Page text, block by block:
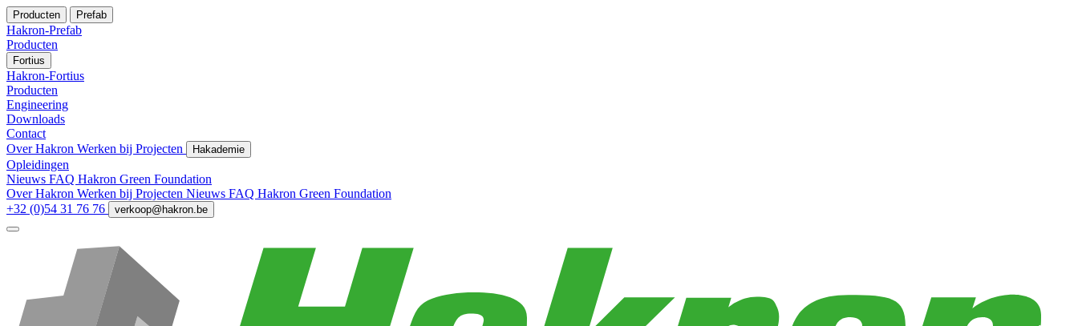
Producten Prefab
Hakron-Prefab
Producten
Fortius
Hakron-Fortius
Producten
Engineering
Downloads
Contact
Over Hakron Werken bij Projecten Hakademie
Opleidingen
Nieuws FAQ Hakron Green Foundation
Over Hakron Werken bij Projecten Nieuws FAQ Hakron Green Foundation
+32 (0)54 31 76 76
verkoop@hakron.be